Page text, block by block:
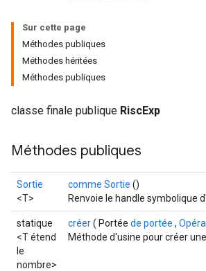
Sur cette page
Méthodes publiques
Méthodes héritées
Méthodes publiques
classe finale publique RiscExp
Méthodes publiques
Sortie
<T>
comme Sortie ()
Renvoie le handle symbolique
statique
<T étend
le
nombre>
créer( Portée de portée ,
Méthode d'usine pour créer